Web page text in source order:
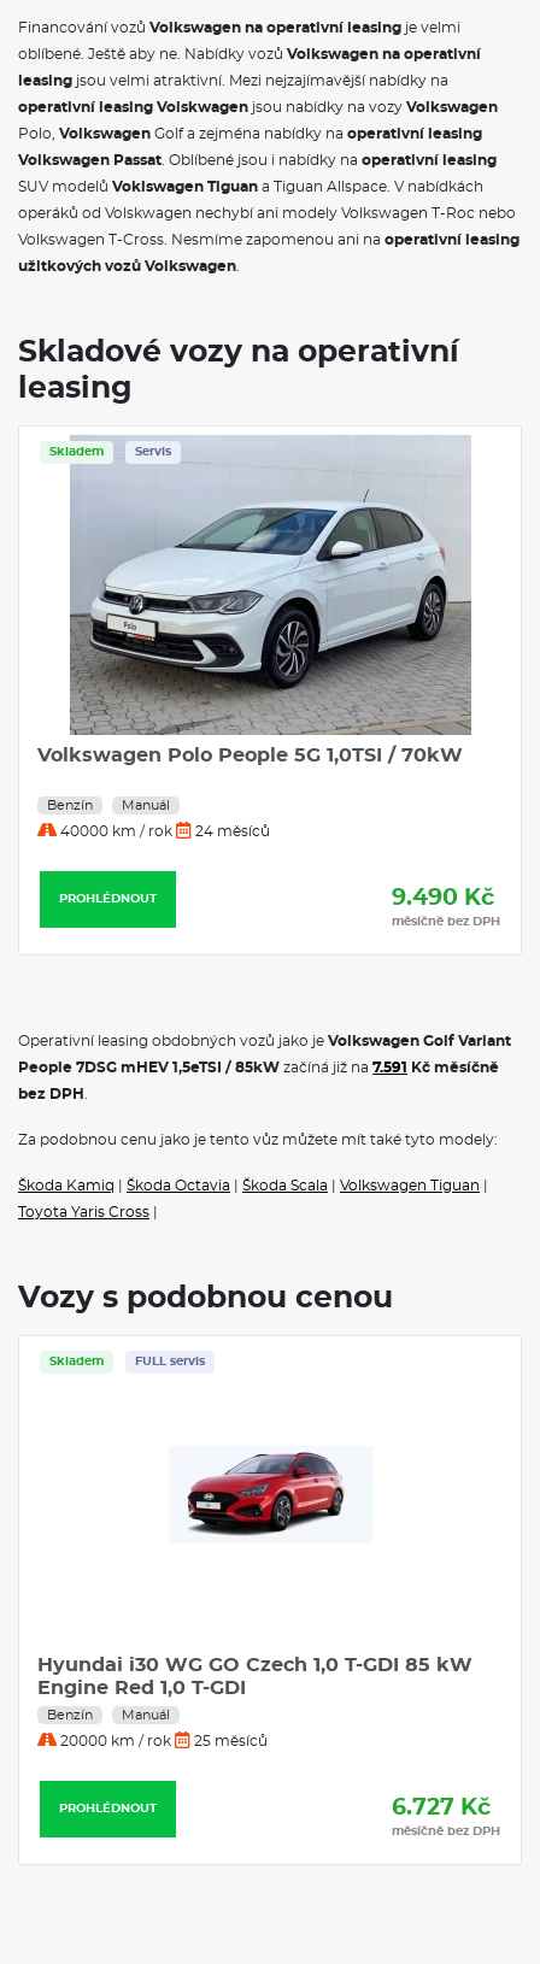
Financování vozů Volkswagen na operativní leasing je velmi
oblíbené. Ještě aby ne. Nabídky vozů Volkswagen na operativní
leasing jsou velmi atraktivní. Mezi nejzajímavější nabídky na
operativní leasing Volskwagen jsou nabídky na vozy Volkswagen
Polo, Volkswagen Golf a zejména nabídky na operativní leasing
Volkswagen Passat. Oblíbené jsou i nabídky na operativní leasing
SUV modelů Voklswagen Tiguan a Tiguan Allspace. V nabídkách
operáků od Volskwagen nechybí ani modely Volkswagen T-Roc nebo
Volkswagen T-Cross. Nesmíme zapomenou ani na operativní leasing
užitkových vozů Volkswagen.
Skladové vozy na operativní
leasing
Skladem Servis
Volkswagen Polo People 5G 1,0TSI / 70kW
Benzín Manuál
40000 km / rok 24 měsíců
PROHLÉDNOUT 9.490 Kč
měsíčně bez DPH
Operativní leasing obdobných vozů jako je Volkswagen Golf Variant
People 7DSG mHEV 1,5eTSI / 85kW začíná již na 7.591
Kč měsíčně
bez DPH .
Za podobnou cenu jako je tento vůz můžete mít také tyto modely:
Škoda Kamiq Škoda Octavia Škoda Scala Volkswagen Tiguan
Toyota Yaris Cross
Vozy s podobnou cenou
Skladem FULL servis
Hyundai i30 WG GO Czech 1,0 T-GDI 85 kW
Engine Red 1,0 T-GDI
Benzín Manuál
20000 km / rok 25 měsíců
PROHLÉDNOUT 6.727 Kč
měsíčně bez DPH